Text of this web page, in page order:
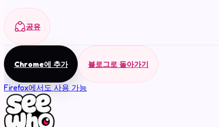
공유
Chrome에 추가 블로그로 돌아가기
Firefox에서도 사용 가능